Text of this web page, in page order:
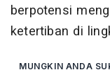
berpotensi
ketertiban di